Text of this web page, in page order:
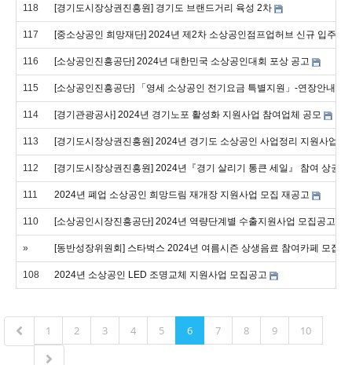
118 [경기도시장상권진흥원] 경기도 브랜드거리 육성 2차
117 [중소상공인 희망재단] 2024년 제2차 소상공인점프업허브 신규 입주사
116 [소상공인진흥공단] 2024년 대한민국 소상공인대회 포상 공고
115 [소상공인진흥공단] 「영세 소상공인 전기요금 특별지원」-연장안내
114 [경기관광공사] 2024년 경기노포 활성화 지원사업 참여업체 공모
113 [경기도시장상권진흥원] 2024년 경기도 소상공인 사업정리 지원사업 사
112 [경기도시장상권진흥원] 2024년『경기 살리기 통큰 세일』 참여 상권
111 2024년 폐업 소상공인 희망드림 재개장 지원사업 모집 재공고
110 [소상공인시장진흥공단] 2024년 역량단계별 수출지원사업 모집공고
» [동반성장위원회] 스타벅스 2024년 여름시즌 상생음료 참여카페 모집
108 2024년 소상공인 LED 조명교체 지원사업 모집공고
1 2 3 4 5 6 7 8 9 10